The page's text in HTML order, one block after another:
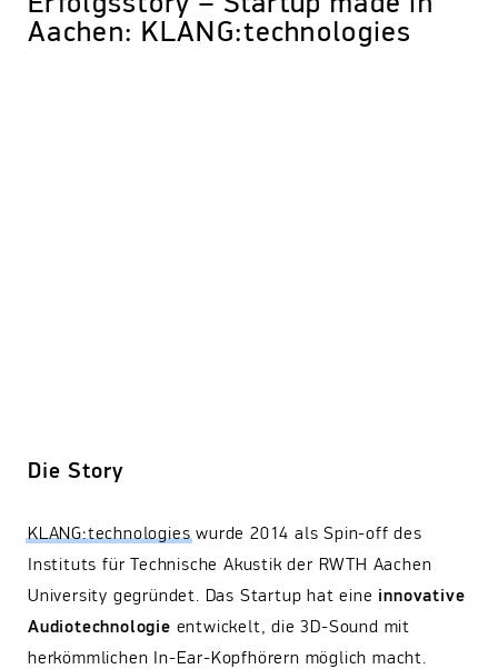
Aachen: KLANG:technologies
Die Story
KLANG:technologieswurde 2014 als Spin-off des
Instituts für Technische Akustik der RWTH Aachen
University gegründet. Das Startup hat eine innovative
Audiotechnologie entwickelt, die 3D-Sound mit
herkömmlichen In-Ear-Kopfhörern möglich macht.